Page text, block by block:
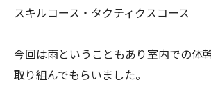
スキルコース・タクティクスコース
今回は雨ということもあり室内での体
取り組んでもらいました。